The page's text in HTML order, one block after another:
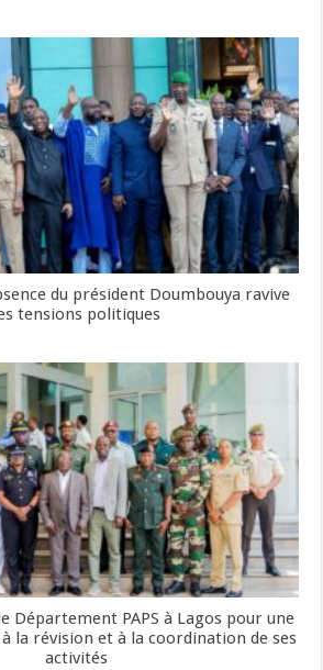
du président Doumbouya ravive
tensions politiques
Département PAPS à Lagos pour une
la révision et à la coordination de ses
activités